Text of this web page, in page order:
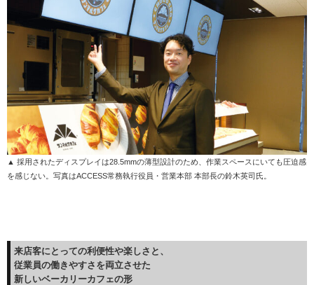
▲ 採用されたディスプレイは28.5mmの薄型設計のため、作業スペースにいても圧迫感
を感じない。写真はACCESS常務執行役員・営業本部 本部長の鈴木英司氏。
来店客にとっての利便性や楽しさと、
従業員の働きやすさを両立させた
新しいベーカリーカフェの形